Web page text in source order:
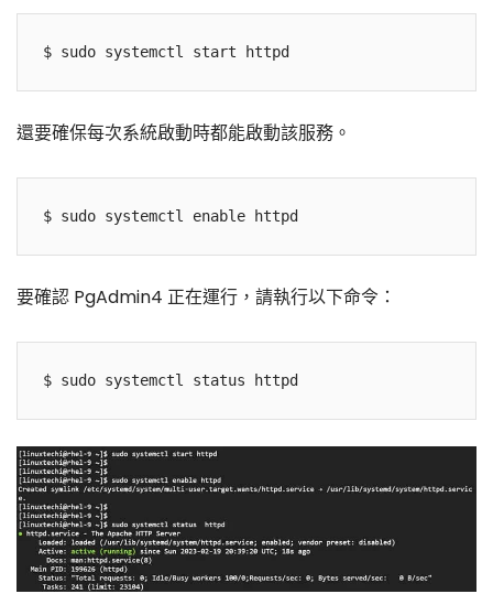
還要確保每次系統啟動時都能啟動該服務。
要確認 PgAdmin4 正在運行，請執行以下命令：